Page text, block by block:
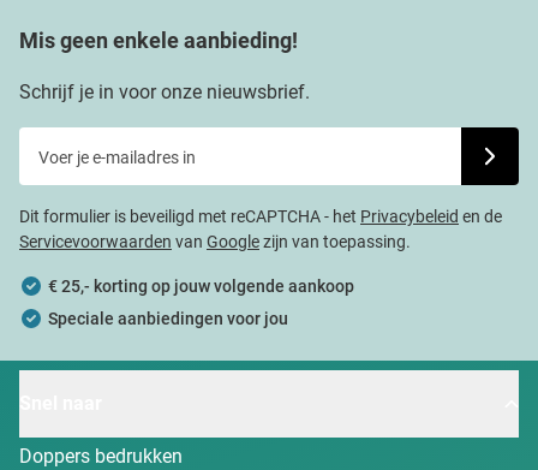
Mis geen enkele aanbieding!
Schrijf je in voor onze nieuwsbrief.
Dit formulier is beveiligd met reCAPTCHA - het Privacybeleid en de
Servicevoorwaarden van Googlezijn van toepassing.
€ 25,- korting op jouw volgende aankoop
Speciale aanbiedingen voor jou
Doppers bedrukken